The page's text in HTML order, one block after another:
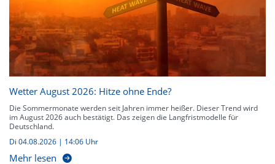
Wetter August 2026: Hitze ohne Ende?
Die Sommermonate werden seit Jahren immer heißer. Dieser Trend wird
im August 2026 auch bestätigt. Das zeigen die Langfristmodelle für
Deutschland.
Di 04.08.2026 | 14:06 Uhr
Mehr lesen